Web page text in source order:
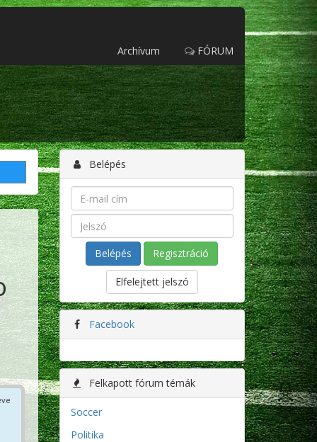
Archívum FÓRUM
Belépés
Regisztráció
Elfelejtett jelszó
Facebook
Felkapott fórum témák
Soccer
Politika